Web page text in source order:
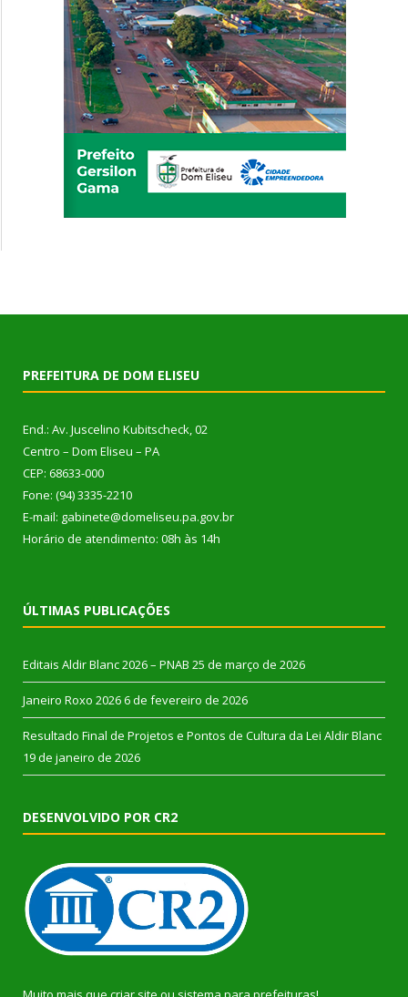
PREFEITURA DE DOM ELISEU
End.: Av. Juscelino Kubitscheck, 02
Centro – Dom Eliseu – PA
CEP: 68633-000
Fone: (94) 3335-2210
E-mail: gabinete@domeliseu.pa.gov.br
Horário de atendimento: 08h às 14h
ÚLTIMAS PUBLICAÇÕES
Editais Aldir Blanc 2026 – PNAB 25 de março de 2026
Janeiro Roxo 2026 6 de fevereiro de 2026
Resultado Final de Projetos e Pontos de Cultura da Lei Aldir Blanc
19 de janeiro de 2026
DESENVOLVIDO POR CR2